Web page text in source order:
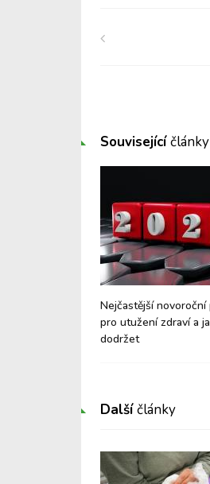
Souvisejícíčlánky
Nejčastější
pro utužení zdraví a
dodržet
Dalšíčlánky